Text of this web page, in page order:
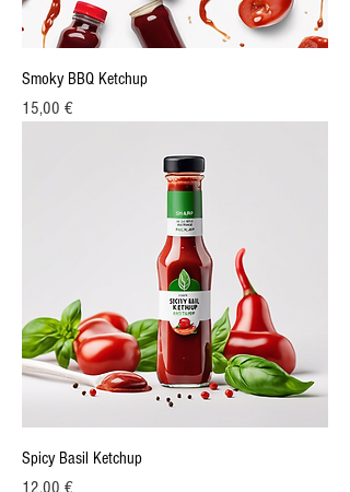
Smoky BBQ Ketchup
Prix
15,00 €
Spicy Basil Ketchup
Prix
12,00 €